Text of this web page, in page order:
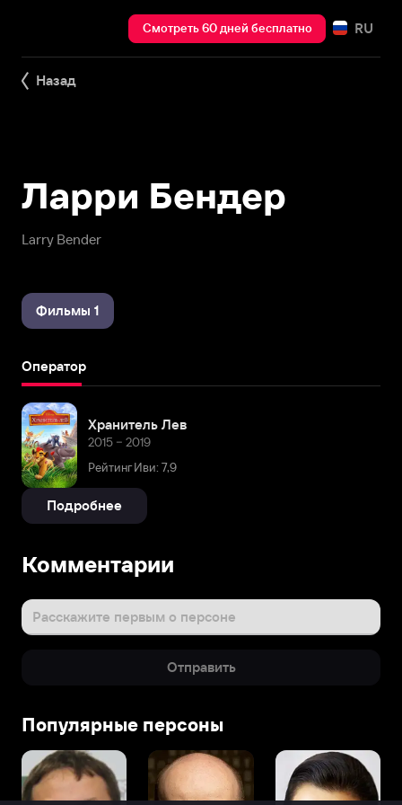
Смотреть 60 дней бесплатно RU
Назад
Larry Bender
Ларри Бендер
Фильмы 1
Оператор
Хранитель Лев
2015 – 2019
Рейтинг Иви: 7,9
Подробнее
Комментарии
Расскажите первым о персоне
Отправить
Популярные персоны